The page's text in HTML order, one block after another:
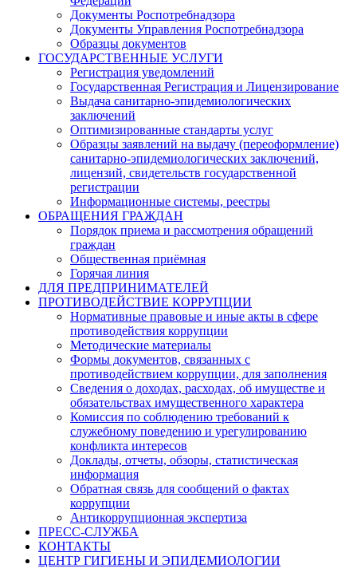
Документы Роспотребнадзора
Документы Управления Роспотребнадзора
Образцы документов
ГОСУДАРСТВЕННЫЕ УСЛУГИ
Регистрация уведомлений
Государственная Регистрация и Лицензирование
Выдача санитарно-эпидемиологических
заключений
Оптимизированные стандарты услуг
Образцы заявлений на выдачу (переоформление)
санитарно-эпидемиологических заключений,
лицензий, свидетельств государственной
регистрации
Информационные системы, реестры
ОБРАЩЕНИЯ ГРАЖДАН
Порядок приема и рассмотрения обращений
граждан
Общественная приёмная
Горячая линия
ДЛЯ ПРЕДПРИНИМАТЕЛЕЙ
ПРОТИВОДЕЙСТВИЕ КОРРУПЦИИ
Нормативные правовые и иные акты в сфере
противодействия коррупции
Методические материалы
Формы документов, связанных с
противодействием коррупции, для заполнения
Сведения о доходах, расходах, об имуществе и
обязательствах имущественного характера
Комиссия по соблюдению требований к
служебному поведению и урегулированию
конфликта интересов
Доклады, отчеты, обзоры, статистическая
информация
Обратная связь для сообщений о фактах
коррупции
Антикоррупционная экспертиза
ПРЕСС-СЛУЖБА
КОНТАКТЫ
ЦЕНТР ГИГИЕНЫ И ЭПИДЕМИОЛОГИИ